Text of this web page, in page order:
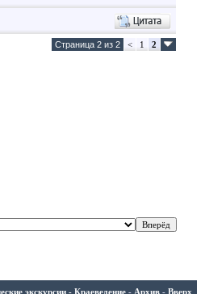
Страница 2 из 2 < 1 2
экскурсии - Краеведение - Архив - Вверх